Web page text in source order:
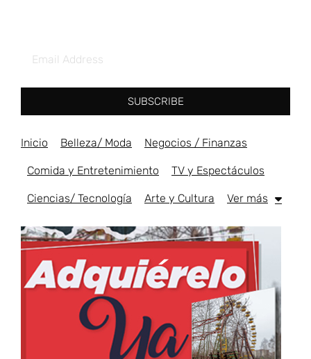
SUBSCRIBE
Inicio Belleza/ Moda Negocios / Finanzas
Comida y Entretenimiento TV y Espectáculos
Ciencias/ Tecnología Arte y Cultura Ver más